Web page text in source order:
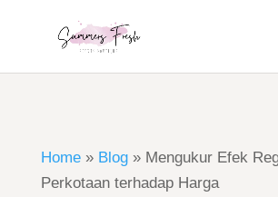
Home» Blog» Mengukur Efek
Perkotaan terhadap Harga